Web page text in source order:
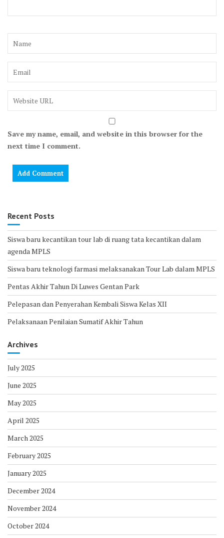
Save my name, email, and website in this browser for the
next time I comment.
Recent Posts
Siswa baru kecantikan tour lab di ruang tata kecantikan dalam
agenda MPLS
Siswa baru teknologi farmasi melaksanakan Tour Lab dalam MPLS
Pentas Akhir Tahun Di Luwes Gentan Park
Pelepasan dan Penyerahan Kembali Siswa Kelas XII
Pelaksanaan Penilaian Sumatif Akhir Tahun
Archives
July 2025
June 2025
May 2025
April 2025
March 2025
February 2025
January 2025
December 2024
November 2024
October 2024